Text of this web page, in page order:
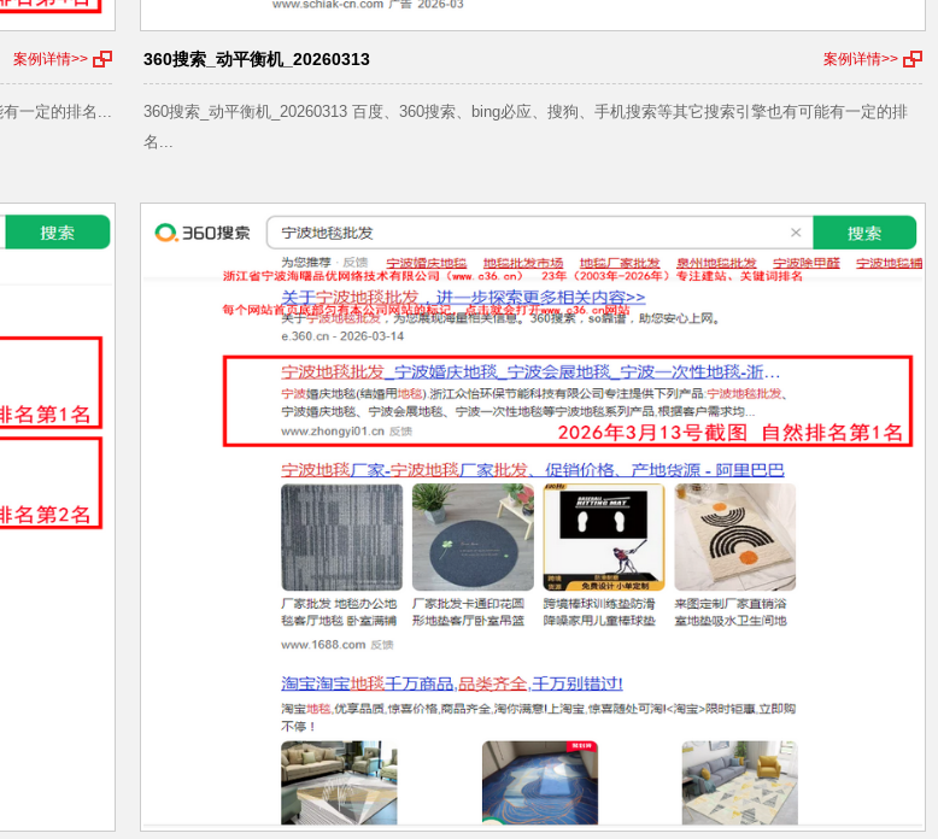
案例详情>>
一定的排名...
360搜索_动平衡机_20260313 案例详情>>
360搜索_动平衡机_20260313 百度、360搜索、bing必应、搜狗、手机搜索等其它搜索引擎也有可能有一定的排
名...